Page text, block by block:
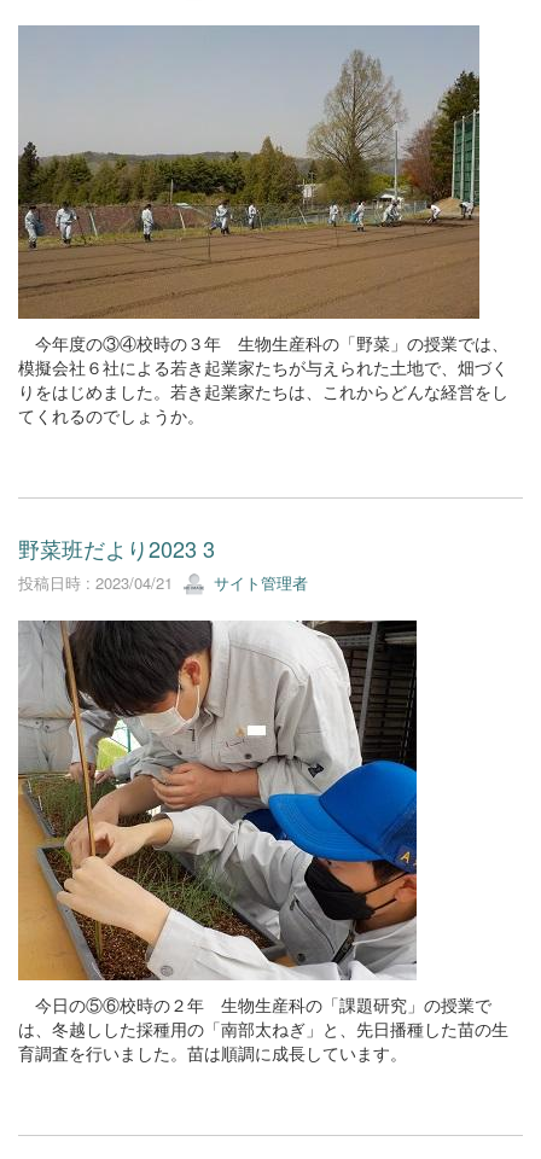
今年度の③④校時の３年 生物生産科の「野菜」の授業では、
模擬会社６社による若き起業家たちが与えられた土地で、畑づく
りをはじめました。若き起業家たちは、これからどんな経営をし
てくれるのでしょうか。
野菜班だより2023 3
投稿日時 : 2023/04/21 サイト管理者
今日の⑤⑥校時の２年 生物生産科の「課題研究」の授業で
は、冬越しした採種用の「南部太ねぎ」と、先日播種した苗の生
育調査を行いました。苗は順調に成長しています。